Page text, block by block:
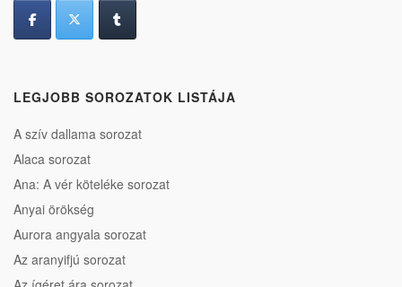
LEGJOBB SOROZATOK LISTÁJA
A szív dallama sorozat
Alaca sorozat
Ana: A vér köteléke sorozat
Anyai örökség
Aurora angyala sorozat
Az aranyifjú sorozat